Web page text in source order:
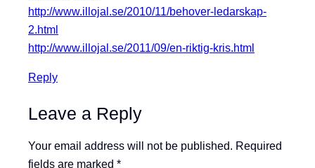
http://www.illojal.se/2010/11/behover-ledarskap-
2.html
http://www.illojal.se/2011/09/en-riktig-kris.html
Reply
Leave a Reply
Your email address will not be published. Required
fields are marked *